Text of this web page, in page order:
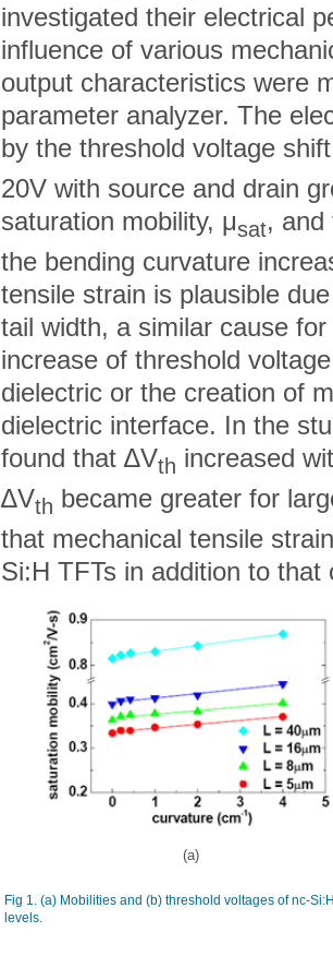
investigated their electrical
influence of various
output characteristics were
parameter analyzer. The
by the threshold voltage
20V with source and drain
saturation mobility, μsat, and
the bending curvature
tensile strain is plausible
tail width, a similar cause
increase of threshold
dielectric or the creation of
dielectric interface. In the
found that ∆Vth increased
∆Vth became greater for
that mechanical tensile
Si:H TFTs in addition to
(a)
Fig 1. (a) Mobilities and (b) threshold voltages of nc-
levels.